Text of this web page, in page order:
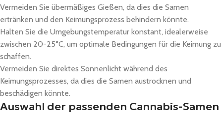
Vermeiden Sie übermäßiges Gießen, da dies die Samen
ertränken und den Keimungsprozess behindern könnte.
Halten Sie die Umgebungstemperatur konstant, idealerweise
zwischen 20-25°C, um optimale Bedingungen für die Keimung zu
schaffen.
Vermeiden Sie direktes Sonnenlicht während des
Keimungsprozesses, da dies die Samen austrocknen und
beschädigen könnte.
Auswahl der passenden Cannabis-Samen